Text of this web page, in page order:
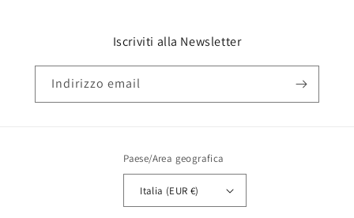
Iscriviti alla Newsletter
Indirizzo email
Paese/Area geografica
Italia (EUR €)